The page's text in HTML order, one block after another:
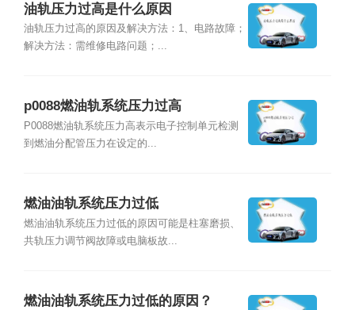
油轨压力过高是什么原因
油轨压力过高的原因及解决方法：1、电路故障；
解决方法：需维修电路问题；...
p0088燃油轨系统压力过高
P0088燃油轨系统压力高表示电子控制单元检测
到燃油分配管压力在设定的...
燃油油轨系统压力过低
燃油油轨系统压力过低的原因可能是柱塞磨损、
共轨压力调节阀故障或电脑板故...
燃油油轨系统压力过低的原因？